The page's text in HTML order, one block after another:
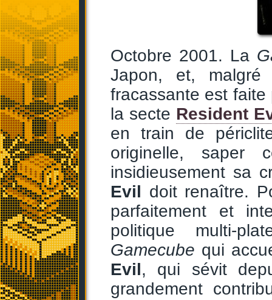
Octobre 2001. La
Japon, et, malgré
fracassante est
la secte Resident
en train de
originelle, saper
insidieusement sa
Evil doit renaître.
parfaitement et
politique multi-
Gamecube qui
Evil, qui sévit
grandement